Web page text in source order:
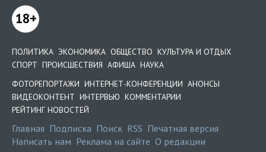
18+
ПОЛИТИКА ЭКОНОМИКА ОБЩЕСТВО КУЛЬТУРА И ОТДЫХ
СПОРТ ПРОИСШЕСТВИЯ АФИША НАУКА
ФОТОРЕПОРТАЖИ ИНТЕРНЕТ-КОНФЕРЕНЦИИ АНОНСЫ
ВИДЕОКОНТЕНТ ИНТЕРВЬЮ КОММЕНТАРИИ
РЕЙТИНГ НОВОСТЕЙ
Главная Подписка Поиск RSS Печатная версия
Написать нам Реклама на сайте О редакции